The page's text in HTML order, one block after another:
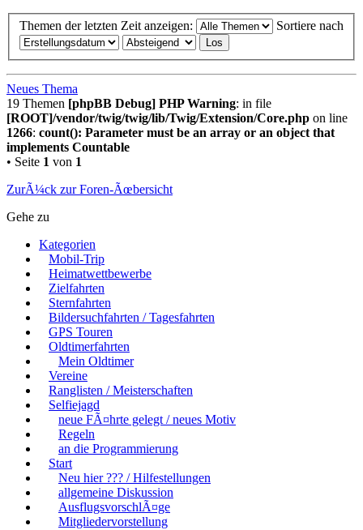
Themen der letzten Zeit anzeigen: Sortiere nach
Neues Thema
19 Themen [phpBB Debug] PHP Warning: in file
[ROOT]/vendor/twig/twig/lib/Twig/Extension/Core.php on line
1266: count(): Parameter must be an array or an object that
implements Countable
• Seite 1 von 1
ZurÃ¼ck zur Foren-Ãœbersicht
Gehe zu
Kategorien
Mobil-Trip
Heimatwettbewerbe
Zielfahrten
Sternfahrten
Bildersuchfahrten / Tagesfahrten
GPS Touren
Oldtimerfahrten
Mein Oldtimer
Vereine
Ranglisten / Meisterschaften
Selfiejagd
neue FÃ¤hrte gelegt / neues Motiv
Regeln
an die Programmierung
Start
Neu hier ??? / Hilfestellungen
allgemeine Diskussion
AusflugsvorschlÃ¤ge
Mitgliedervorstellung